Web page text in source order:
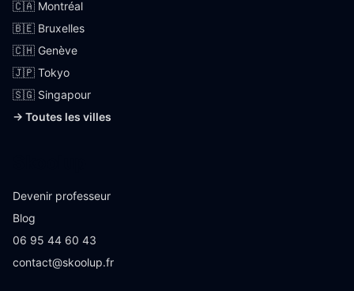
🇨🇦 Montréal
🇧🇪 Bruxelles
🇨🇭 Genève
🇯🇵 Tokyo
🇸🇬 Singapour
→ Toutes les villes
Devenir professeur
Blog
06 95 44 60 43
contact@skoolup.fr